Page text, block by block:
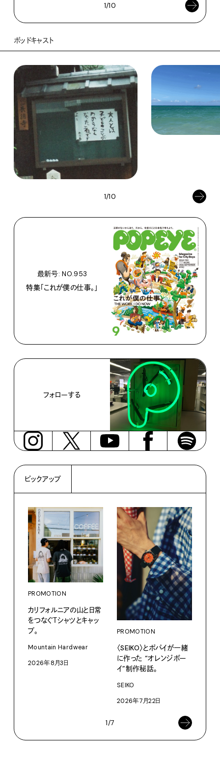
1/10
ポッドキャスト
1/10
最新号: NO.953
特集「これが僕の仕事。」
フォローする
ピックアップ
PROMOTION
カリフォルニアの山と日常
をつなぐＴシャツとキャッ
プ。
Mountain Hardwear
2026年8月3日
PROMOTION
〈SEIKO〉とポパイが一緒
に作った “オレンジボー
イ”制作秘話。
SEIKO
2026年7月22日
1/7